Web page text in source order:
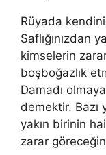
Rüyada
Saflığınızdan
kimselerin
boşboğazlık
Damadı
demektir. Bazı
yakın birinin
zarar